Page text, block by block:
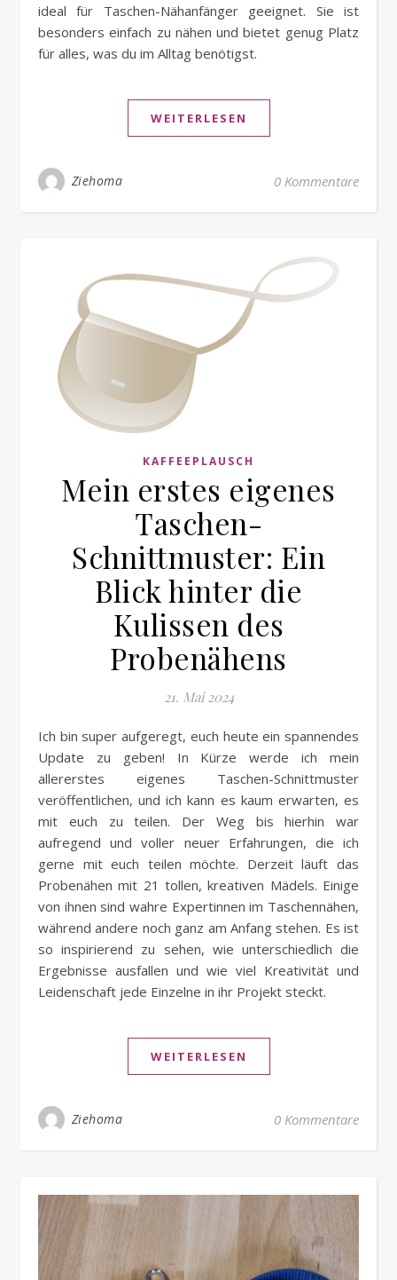
ideal für Taschen-Nähanfänger geeignet. Sie ist
besonders einfach zu nähen und bietet genug Platz
für alles, was du im Alltag benötigst.
WEITERLESEN
Ziehoma 0 Kommentare
KAFFEEPLAUSCH
Mein erstes eigenes
Taschen-
Schnittmuster: Ein
Blick hinter die
Kulissen des
Probenähens
21. Mai 2024
Ich bin super aufgeregt, euch heute ein spannendes
Update zu geben! In Kürze werde ich mein
allererstes eigenes Taschen-Schnittmuster
veröffentlichen, und ich kann es kaum erwarten, es
mit euch zu teilen. Der Weg bis hierhin war
aufregend und voller neuer Erfahrungen, die ich
gerne mit euch teilen möchte. Derzeit läuft das
Probenähen mit 21 tollen, kreativen Mädels. Einige
von ihnen sind wahre Expertinnen im Taschennähen,
während andere noch ganz am Anfang stehen. Es ist
so inspirierend zu sehen, wie unterschiedlich die
Ergebnisse ausfallen und wie viel Kreativität und
Leidenschaft jede Einzelne in ihr Projekt steckt.
WEITERLESEN
Ziehoma 0 Kommentare